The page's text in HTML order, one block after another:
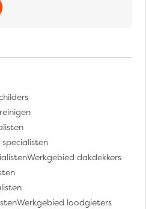
Werkgebied dakdekkers
Werkgebied loodgieters